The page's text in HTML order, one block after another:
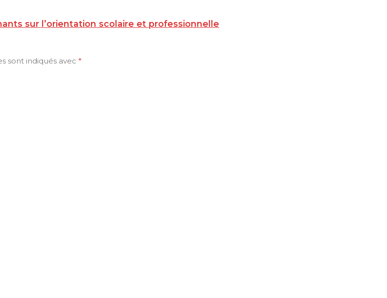
sur l’orientation scolaire et professionnelle
sont indiqués avec *